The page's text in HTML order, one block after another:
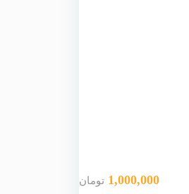
1,000,000 تومان